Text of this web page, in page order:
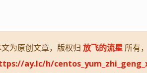
为原创文章，版权归 放飞的流星 所有
ay.lc/h/